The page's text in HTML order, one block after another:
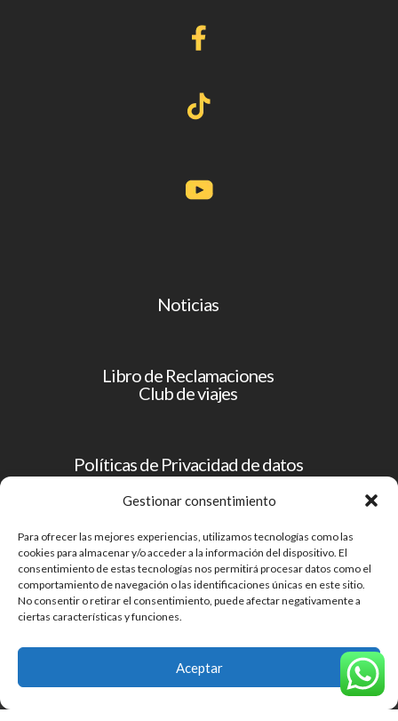
Gestionar consentimiento
Para ofrecer las mejores experiencias, utilizamos tecnologías como las
cookies para almacenar y/o acceder a la información del dispositivo. El
consentimiento de estas tecnologías nos permitirá procesar datos como el
comportamiento de navegación o las identificaciones únicas en este sitio.
No consentir o retirar el consentimiento, puede afectar negativamente a
ciertas características y funciones.
Aceptar
Noticias
Libro de Reclamaciones
Club de viajes
Políticas de Privacidad de datos
Operador Turístico
Términos y condiciones
SERVICIOS TURISTICOS EL PEROL S.A.C.
RUC: 20601017807
JR. GUILLERMO URRELO 682 - CAJAMARCA - CAJAMARCA -
CAJAMARCA